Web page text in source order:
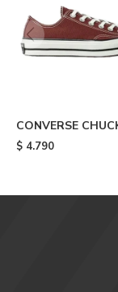
CONVERSE
Bordeaux
$ 4.790